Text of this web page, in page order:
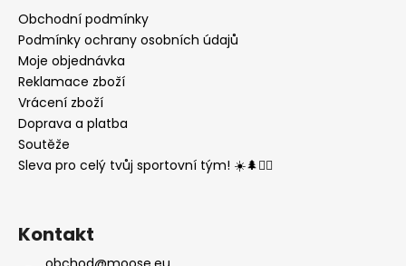
Obchodní podmínky
Podmínky ochrany osobních údajů
Moje objednávka
Reklamace zboží
Vrácení zboží
Doprava a platba
Soutěže
Sleva pro celý tvůj sportovní tým! ☀️🌲🏃‍♂️
Kontakt